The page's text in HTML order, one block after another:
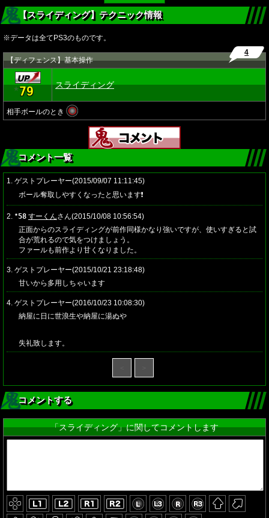
【スライディング】テクニック情報
※データは全てPS3のものです。
【ディフェンス】基本操作
4
★79 スライディング
相手ボールのとき
コメント一覧
1. ゲストプレーヤー(2015/09/07 11:11:45)
ボール奪取しやすくなったと思います❗
2. ★58 すーくんさん(2015/10/08 10:56:54)
正面からのスライディングが前作同様かなり強いですが、使いすぎると試
合が荒れるので気をつけましょう。
ファールも前作より甘くなりました。
3. ゲストプレーヤー(2015/10/21 23:18:48)
甘いから多用しちゃいます
4. ゲストプレーヤー(2016/10/23 10:08:30)
納屋に日に世浪生や納屋に湯ぬや
失礼致します。
コメントする
「スライディング」に関してコメントします